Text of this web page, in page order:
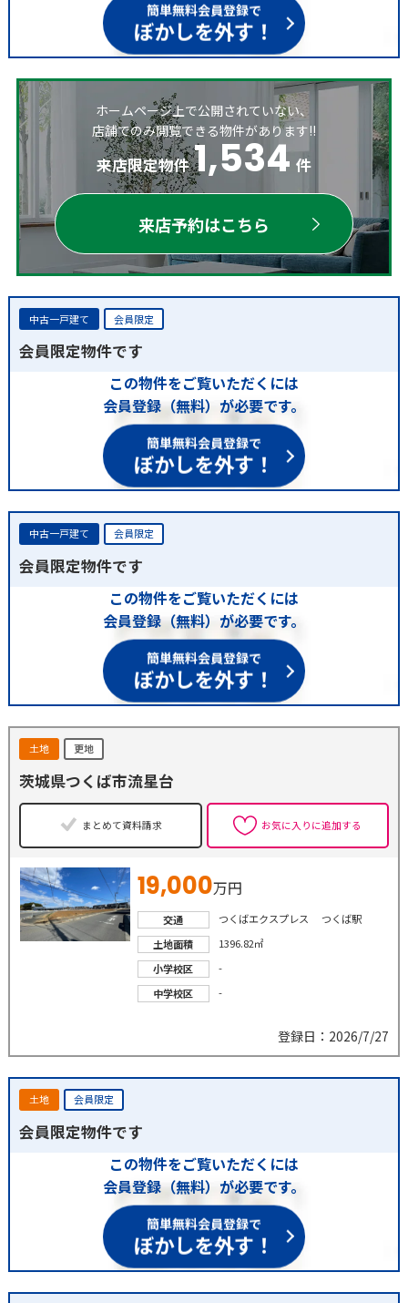
簡単無料会員登録で
ぼかしを外す！
ホームページ上で公開されていない、
店舗でのみ閲覧できる物件があります!!
来店限定物件 1,534 件
来店予約はこちら
中古一戸建て 会員限定
会員限定物件です
この物件をご覧いただくには
会員登録（無料）が必要です。
簡単無料会員登録で
ぼかしを外す！
中古一戸建て 会員限定
会員限定物件です
この物件をご覧いただくには
会員登録（無料）が必要です。
簡単無料会員登録で
ぼかしを外す！
土地 更地
茨城県つくば市流星台
まとめて資料請求 お気に入りに追加する
19,000万円
交通
つくばエクスプレス つくば駅
土地面積
1396.82㎡
小学校区
-
中学校区
-
登録日：2026/7/27
土地 会員限定
会員限定物件です
この物件をご覧いただくには
会員登録（無料）が必要です。
簡単無料会員登録で
ぼかしを外す！